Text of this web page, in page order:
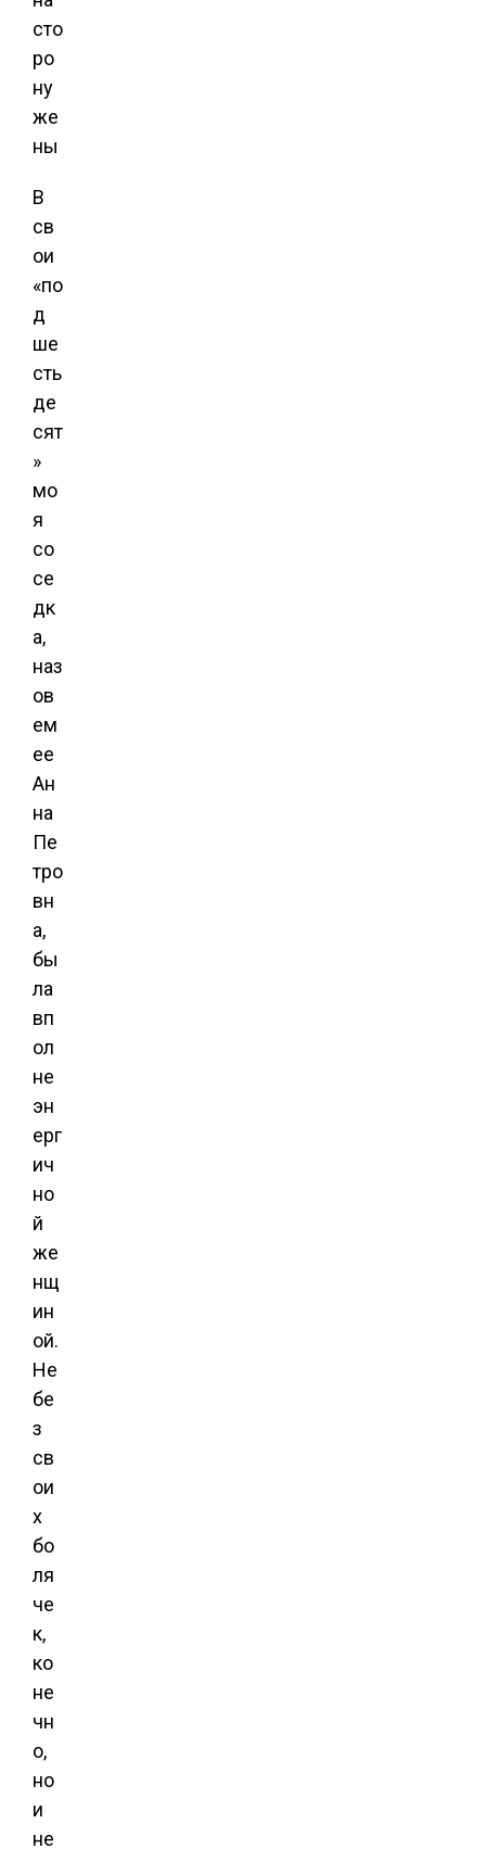
В
св
ои
«по
д
ше
сть
де
сят
»
мо
я
со
се
дк
а,
наз
ов
ем
ее
Ан
на
Пе
тро
вн
а,
бы
ла
вп
ол
не
эн
ерг
ич
но
й
же
нщ
ин
ой.
Не
бе
з
св
ои
х
бо
ля
че
к,
ко
не
чн
о,
но
и
не